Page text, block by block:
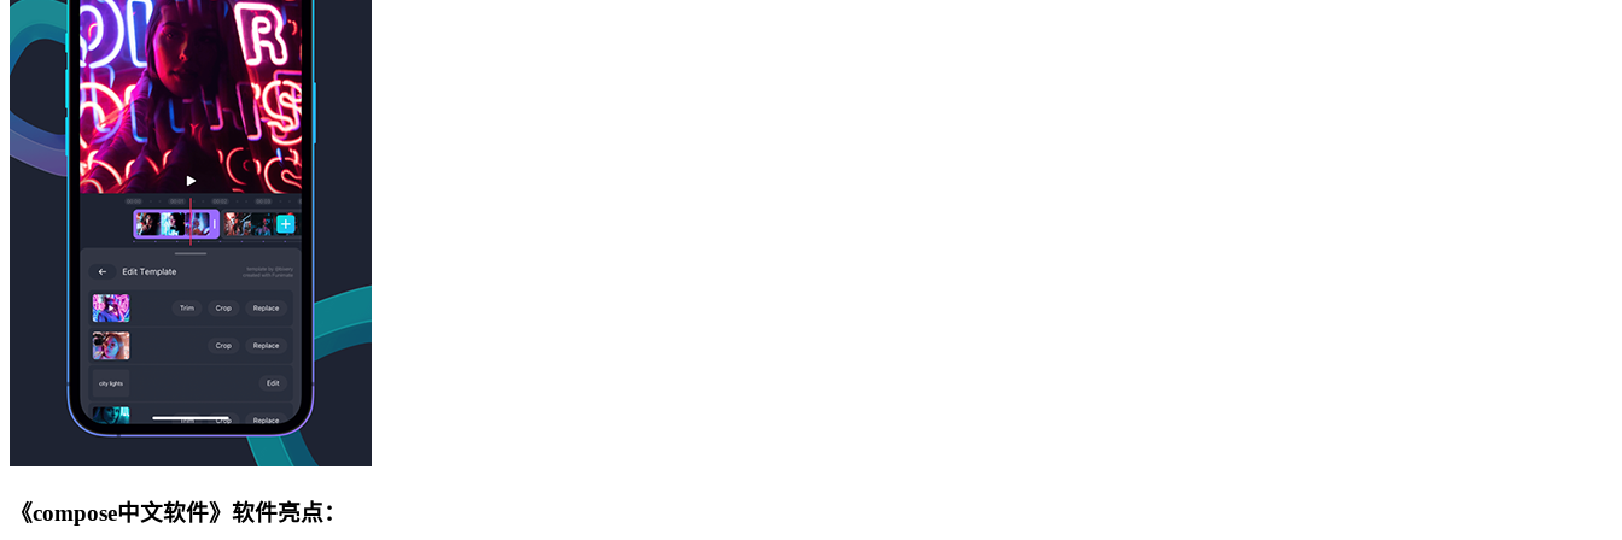
《compose中文软件》软件亮点：